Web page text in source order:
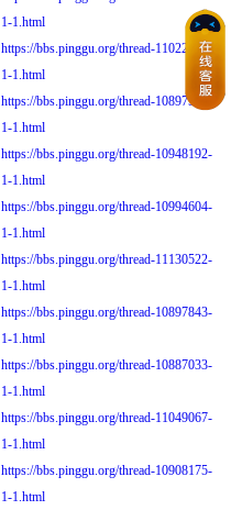
1-1.html
https://bbs.pinggu.org/thread-11022859-
1-1.html
https://bbs.pinggu.org/thread-10897537-
1-1.html
https://bbs.pinggu.org/thread-10948192-
1-1.html
https://bbs.pinggu.org/thread-10994604-
1-1.html
https://bbs.pinggu.org/thread-11130522-
1-1.html
https://bbs.pinggu.org/thread-10897843-
1-1.html
https://bbs.pinggu.org/thread-10887033-
1-1.html
https://bbs.pinggu.org/thread-11049067-
1-1.html
https://bbs.pinggu.org/thread-10908175-
1-1.html